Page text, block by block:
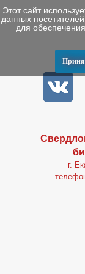
г.
Этот сайт
данных
для